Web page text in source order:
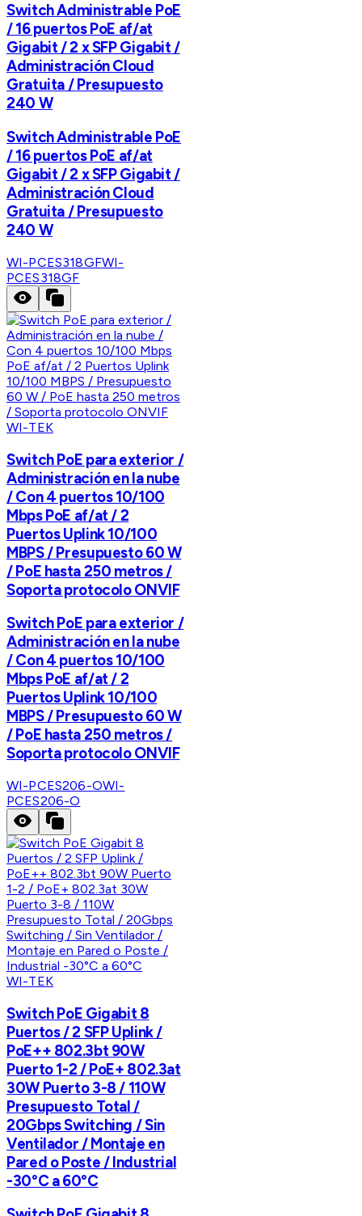
Switch Administrable PoE
/ 16 puertos PoE af/at
Gigabit / 2 x SFP Gigabit /
Administración Cloud
Gratuita / Presupuesto
240 W
Switch Administrable PoE
/ 16 puertos PoE af/at
Gigabit / 2 x SFP Gigabit /
Administración Cloud
Gratuita / Presupuesto
240 W
WI-PCES318GFWI-
PCES318GF
WI-TEK
Switch PoE para exterior /
Administración en la nube
/ Con 4 puertos 10/100
Mbps PoE af/at / 2
Puertos Uplink 10/100
MBPS / Presupuesto 60 W
/ PoE hasta 250 metros /
Soporta protocolo ONVIF
Switch PoE para exterior /
Administración en la nube
/ Con 4 puertos 10/100
Mbps PoE af/at / 2
Puertos Uplink 10/100
MBPS / Presupuesto 60 W
/ PoE hasta 250 metros /
Soporta protocolo ONVIF
WI-PCES206-OWI-
PCES206-O
WI-TEK
Switch PoE Gigabit 8
Puertos / 2 SFP Uplink /
PoE++ 802.3bt 90W
Puerto 1-2 / PoE+ 802.3at
30W Puerto 3-8 / 110W
Presupuesto Total /
20Gbps Switching / Sin
Ventilador / Montaje en
Pared o Poste / Industrial
-30°C a 60°C